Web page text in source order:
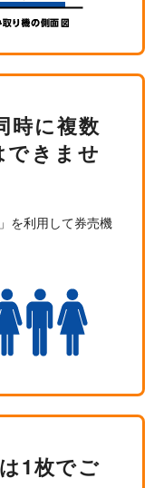
時に複数
できませ
を利用して券売機
1枚でご